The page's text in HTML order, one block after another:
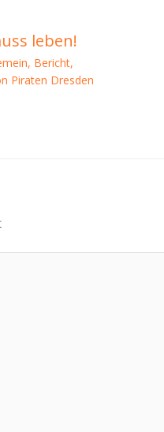
leben!
, Bericht,
Piraten Dresden